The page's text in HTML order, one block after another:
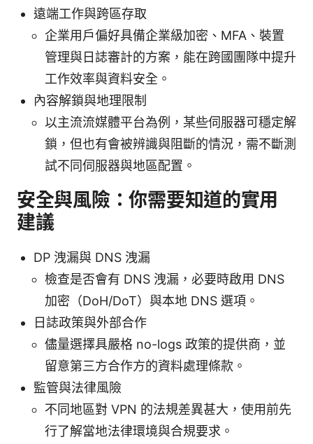
遠端工作與跨區存取
企業用戶偏好具備企業級加密、MFA、裝置
管理與日誌審計的方案，能在跨國團隊中提升
工作效率與資料安全。
內容解鎖與地理限制
以主流流媒體平台為例，某些伺服器可穩定解
鎖，但也有會被辨識與阻斷的情況，需不斷測
試不同伺服器與地區配置。
安全與風險：你需要知道的實用
建議
DP 洩漏與 DNS 洩漏
檢查是否會有 DNS 洩漏，必要時啟用 DNS
加密（DoH/DoT）與本地 DNS 選項。
日誌政策與外部合作
儘量選擇具嚴格 no-logs 政策的提供商，並
留意第三方合作方的資料處理條款。
監管與法律風險
不同地區對 VPN 的法規差異甚大，使用前先
行了解當地法律環境與合規要求。